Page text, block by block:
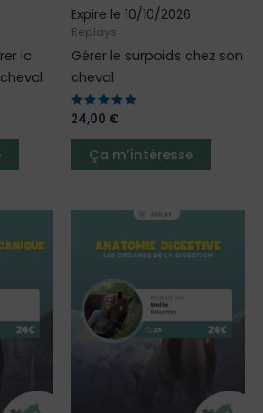
la
du
produit
Expire le 10/10/2026
Replays
Gérer le surpoids chez son
cheval
Note
5.00
sur 5
24,00 €
Ça m’intéresse
du